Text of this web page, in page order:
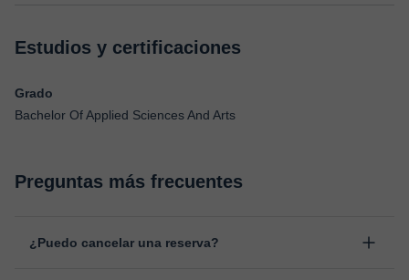
Estudios y certificaciones
Grado
Bachelor Of Applied Sciences And Arts
Preguntas más frecuentes
¿Puedo cancelar una reserva?